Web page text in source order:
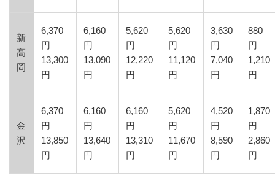
新
高
岡
6,370
円
13,300
円
6,160
円
13,090
円
5,620
円
12,220
円
5,620
円
11,120
円
3,630
円
7,040
円
880
円
1,210
円
金
沢
6,370
円
13,850
円
6,160
円
13,640
円
6,160
円
13,310
円
5,620
円
11,670
円
4,520
円
8,590
円
1,870
円
2,860
円